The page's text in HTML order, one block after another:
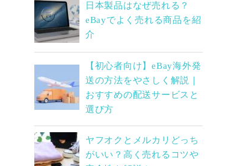
日本製品はなぜ売れる？
eBayでよく売れる商品を紹
介
【初心者向け】eBay海外発
送の方法をやさしく解説｜
おすすめの配送サービスと
選び方
ヤフオクとメルカリどっち
がいい？高く売れるコツや